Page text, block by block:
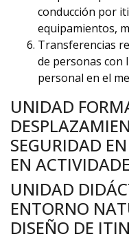
conducción por
equipamientos,
Transferencias
de personas con
personal en el
UNIDAD
SEGURIDAD
EN
UNIDAD
ENTORNO
DISEÑO DE